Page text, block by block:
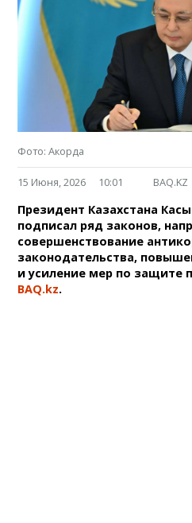
Фото: Акорда
15 Июня, 2026 10:01 BAQ.KZ
Президент Казахстана
подписал ряд законов,
совершенствование
законодательства,
и усиление мер по защите
BAQ.kz.